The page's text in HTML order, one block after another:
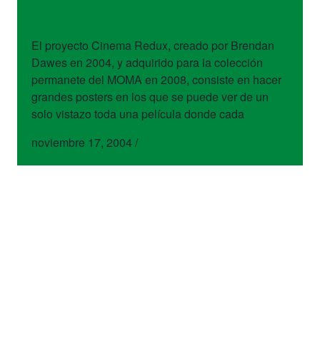
El proyecto Cinema Redux, creado por Brendan
Dawes en 2004, y adquirido para la colección
permanete del MOMA en 2008, consiste en hacer
grandes posters en los que se puede ver de un
solo vistazo toda una película donde cada
noviembre 17, 2004/